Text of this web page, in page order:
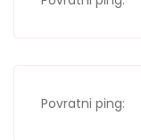
Povratni ping: